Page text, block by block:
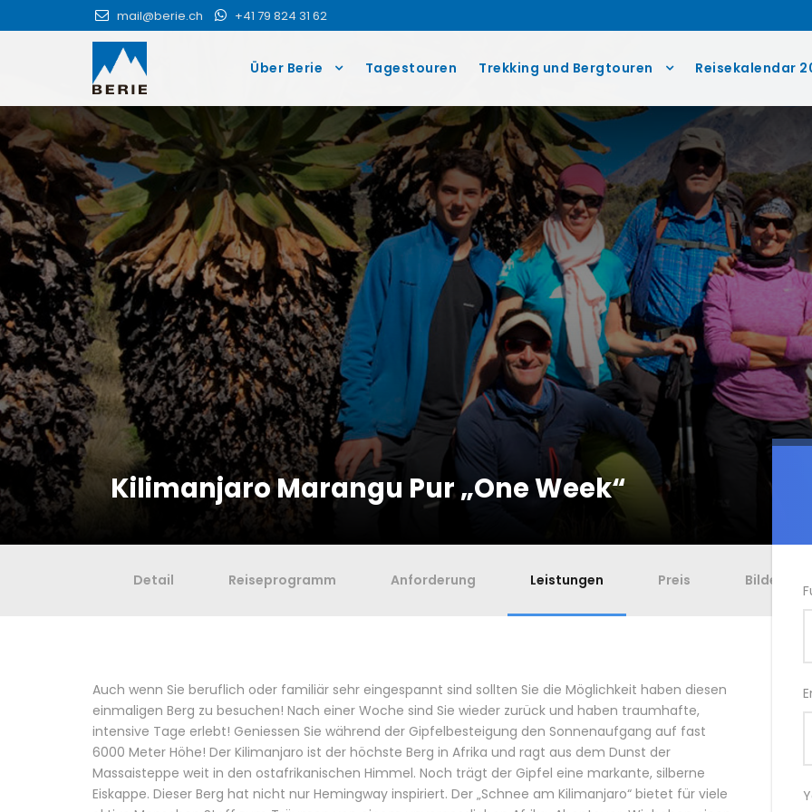
mail@berie.ch +41 79 824 31 62
Über Berie Tagestouren Trekking und Bergtouren Reisekalendar
Kilimanjaro Marangu Pur „One Week“
Detail Reiseprogramm Anforderung Leistungen Preis Bilder
Auch wenn Sie beruflich oder familiär sehr eingespannt sind sollten Sie die Möglichkeit haben diesen
einmaligen Berg zu besuchen! Nach einer Woche sind Sie wieder zurück und haben traumhafte,
intensive Tage erlebt! Geniessen Sie während der Gipfelbesteigung den Sonnenaufgang auf fast
6000 Meter Höhe! Der Kilimanjaro ist der höchste Berg in Afrika und ragt aus dem Dunst der
Massaisteppe weit in den ostafrikanischen Himmel. Noch trägt der Gipfel eine markante, silberne
Eiskappe. Dieser Berg hat nicht nur Hemingway inspiriert. Der „Schnee am Kilimanjaro“ bietet für viele